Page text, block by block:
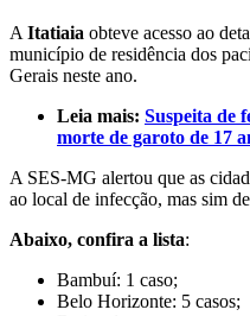
A Itatiaia obteve acesso ao
município de residência dos
Gerais neste ano.
Leia mais: Suspeita de
morte de garoto de 17
A SES-MG alertou que as
ao local de infecção, mas sim
Abaixo, confira a lista:
Bambuí: 1 caso;
Belo Horizonte: 5 casos;